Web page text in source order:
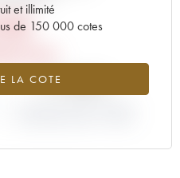
et illimité
de 150 000 cotes
LA COTE
€
+7.86%